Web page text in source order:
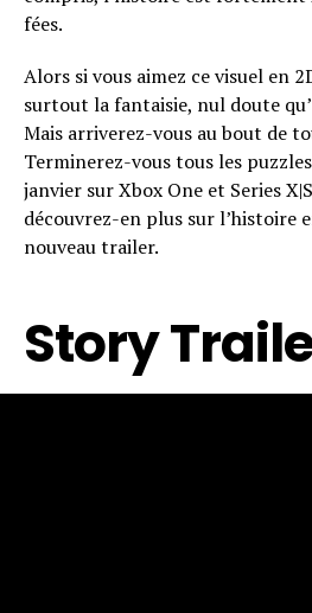
fées.
Alors si vous aimez ce visuel en
surtout la fantaisie, nul doute
Mais arriverez-vous au bout de
Terminerez-vous tous les
janvier sur Xbox One et Series
découvrez-en plus sur l’histoire
nouveau trailer.
Story